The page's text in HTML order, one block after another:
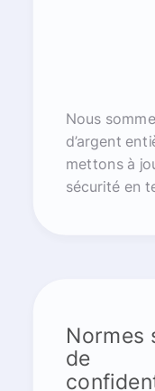
Nous
d’argent
mettons à
sécurité en
Normes
de